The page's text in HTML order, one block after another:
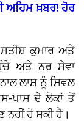
ਅਹਿਮ ਖ਼ਬਰ! ਹੋਰ
ਕੁਮਾਰ ਅਤੇ
ਅਤੇ ਨਰ ਸੇਵਾ
ਲਾਸ਼ ਨੂੰ ਸਿਵਲ
ਪਾਸ ਦੇ ਲੋਕਾਂ ਤੋਂ
ਹੋ ਸਕੀ ਹੈ।